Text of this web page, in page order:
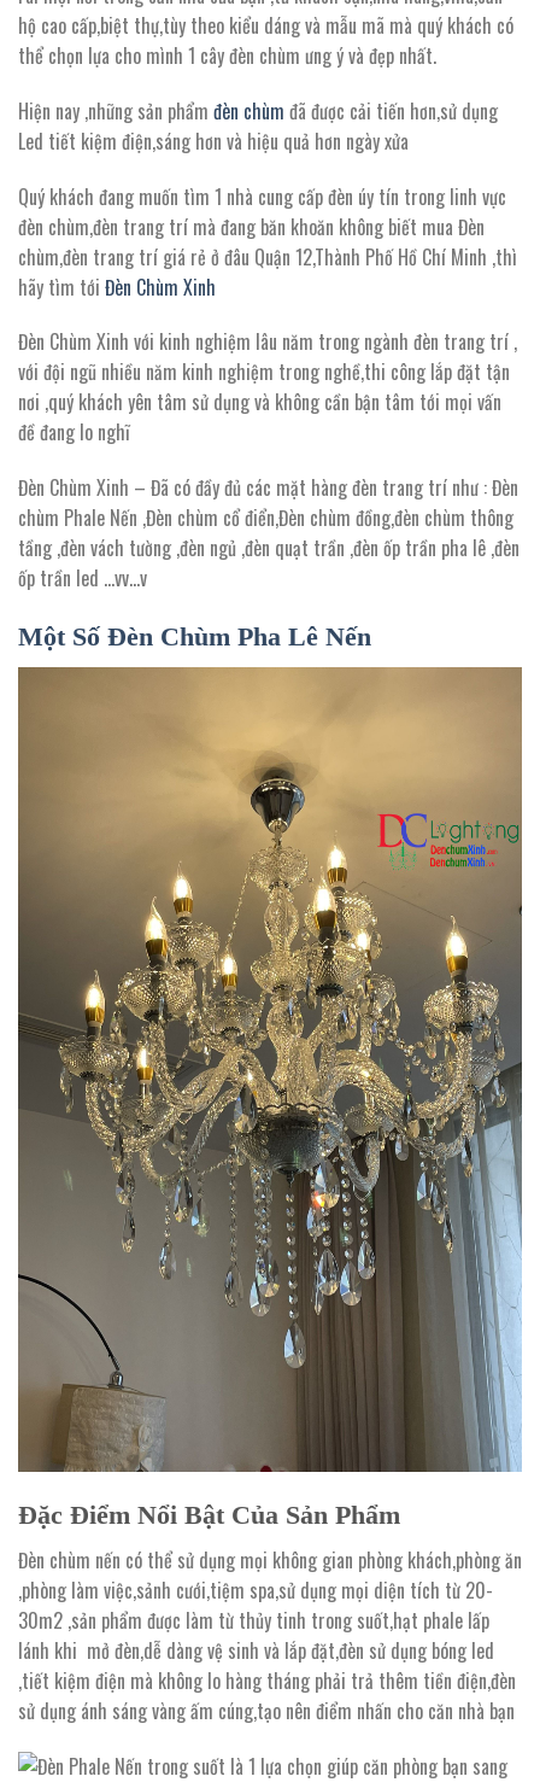
hộ cao cấp,biệt thự,tùy theo kiểu dáng và mẫu mã mà quý khách có
thể chọn lựa cho mình 1 cây đèn chùm ưng ý và đẹp nhất.
Hiện nay ,những sản phẩm đèn chùm đã được cải tiến hơn,sử dụng
Led tiết kiệm điện,sáng hơn và hiệu quả hơn ngày xửa
Quý khách đang muốn tìm 1 nhà cung cấp đèn úy tín trong linh vực
đèn chùm,đèn trang trí mà đang băn khoăn không biết mua Đèn
chùm,đèn trang trí giá rẻ ở đâu Quận 12,Thành Phố Hồ Chí Minh ,thì
hãy tìm tới Đèn Chùm Xinh
Đèn Chùm Xinh với kinh nghiệm lâu năm trong ngành đèn trang trí ,
với đội ngũ nhiều năm kinh nghiệm trong nghề,thi công lắp đặt tận
nơi ,quý khách yên tâm sử dụng và không cần bận tâm tới mọi vấn
đề đang lo nghĩ
Đèn Chùm Xinh – Đã có đầy đủ các mặt hàng đèn trang trí như : Đèn
chùm Phale Nến ,Đèn chùm cổ điển,Đèn chùm đồng,đèn chùm thông
tầng ,đèn vách tường ,đèn ngủ ,đèn quạt trần ,đèn ốp trần pha lê ,đèn
ốp trần led …vv…v
Một Số Đèn Chùm Pha Lê Nến
Đặc Điểm Nổi Bật Của Sản Phẩm
Đèn chùm nến có thể sử dụng mọi không gian phòng khách,phòng ăn
,phòng làm việc,sảnh cưới,tiệm spa,sử dụng mọi diện tích từ 20-
30m2 ,sản phẩm được làm từ thủy tinh trong suốt,hạt phale lấp
lánh khi mở đèn,dễ dàng vệ sinh và lắp đặt,đèn sử dụng bóng led
,tiết kiệm điện mà không lo hàng tháng phải trả thêm tiền điện,đèn
sử dụng ánh sáng vàng ấm cúng,tạo nên điểm nhấn cho căn nhà bạn